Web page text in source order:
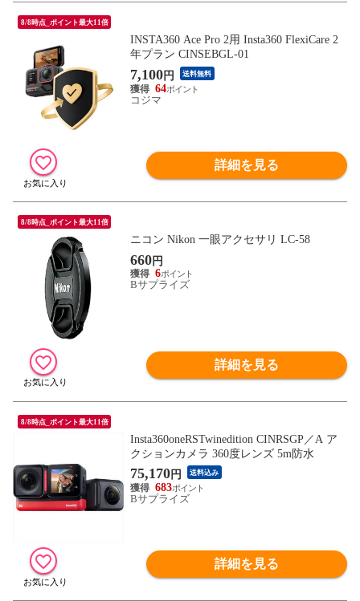
8/8時点_ポイント最大11倍
INSTA360 Ace Pro 2用 Insta360 FlexiCare 2
年プラン CINSEBGL-01
7,100円 送料無料
64
コジマ
詳細を見る
8/8時点_ポイント最大11倍
ニコン Nikon 一眼アクセサリ LC-58
660円
6
Bサプライズ
詳細を見る
8/8時点_ポイント最大11倍
Insta360oneRSTwinedition CINRSGP／A ア
クションカメラ 360度レンズ 5m防水
75,170円 送料込み
683
Bサプライズ
詳細を見る